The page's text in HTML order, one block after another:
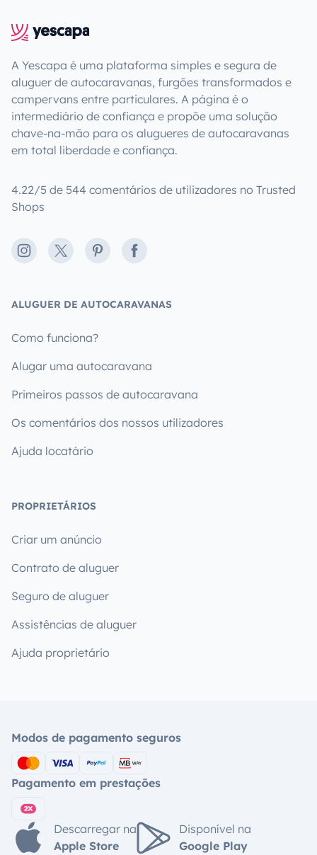
A Yescapa é uma plataforma simples e segura de
aluguer de autocaravanas, furgões transformados e
campervans entre particulares. A página é o
intermediário de confiança e propõe uma solução
chave-na-mão para os alugueres de autocaravanas
em total liberdade e confiança.
4.22/5 de 544 comentários de utilizadores no Trusted
Shops
Instagram
X PinterestFacebook
ALUGUER DE AUTOCARAVANAS
Como funciona?
Alugar uma autocaravana
Primeiros passos de autocaravana
Os comentários dos nossos utilizadores
Ajuda locatário
PROPRIETÁRIOS
Criar um anúncio
Contrato de aluguer
Seguro de aluguer
Assistências de aluguer
Ajuda proprietário
Modos de pagamento seguros
Pagamento em prestações
Descarregar na
Apple Store
Disponível na
Google Play